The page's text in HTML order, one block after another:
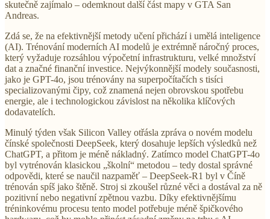
skutečně zajímalo – odemknout další část mapy v GTA San
Andreas.
Zdá se, že na efektivnější metody učení přichází i umělá inteligence
(AI). Trénování moderních AI modelů je extrémně náročný proces,
který vyžaduje rozsáhlou výpočetní infrastrukturu, velké množství
dat a značné finanční investice. Nejvýkonnější modely současnosti,
jako je GPT-4o, jsou trénovány na superpočítačích s tisíci
specializovanými čipy, což znamená nejen obrovskou spotřebu
energie, ale i technologickou závislost na několika klíčových
dodavatelích.
Minulý týden však Silicon Valley otřásla zpráva o novém modelu
čínské společnosti DeepSeek, který dosahuje lepších výsledků než
ChatGPT, a přitom je méně nákladný. Zatímco model ChatGPT-4o
byl vytrénován klasickou „školní“ metodou – tedy dostal správné
odpovědi, které se naučil nazpaměť – DeepSeek-R1 byl v Číně
trénován spíš jako štěně. Stroj si zkoušel různé věci a dostával za ně
pozitivní nebo negativní zpětnou vazbu. Díky efektivnějšímu
tréninkovému procesu tento model potřebuje méně špičkového